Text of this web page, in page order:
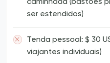
caminhada (bastões
ser estendidos)
Tenda pessoal: $ 30
viajantes individuais)